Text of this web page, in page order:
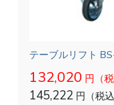
テーブルリフト
132,020 円（税
145,222 円（税込